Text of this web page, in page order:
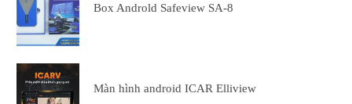
Box Androld Safeview SA-8
Màn hình android ICAR Elliview